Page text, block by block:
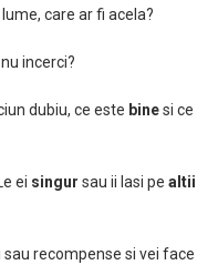
care ar fi acela?
incerci?
dubiu, ce este binesi ce
Le ei singur sau ii lasi pe altii
recompense si vei face